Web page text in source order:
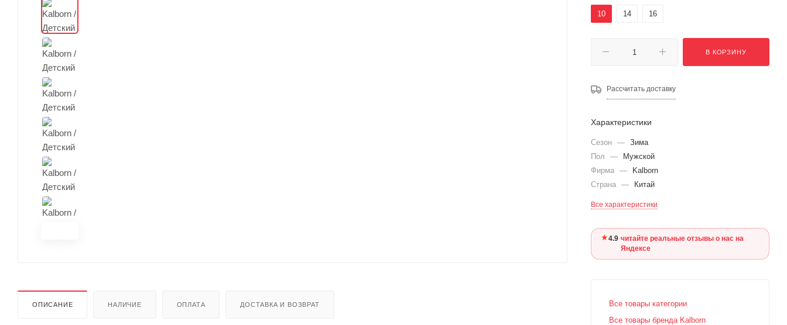
ОПИСАНИЕ НАЛИЧИЕ ОПЛАТА ДОСТАВКА И ВОЗВРАТ
10 14 16
В КОРЗИНУ
Рассчитать доставку
Характеристики
Сезон — Зима
Пол
—
Мужской
Фирма —
Kalborn
Страна — Китай
Все характеристики
★4.9·читайте реальные отзывы о нас на
Яндексе
Все товары категории
Все товары бренда Kalborn